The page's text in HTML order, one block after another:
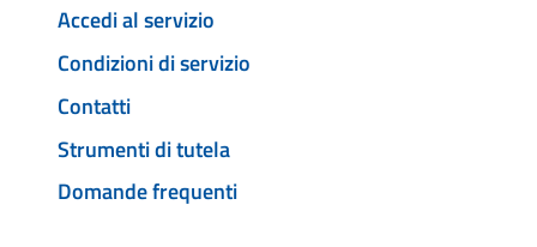
Accedi al servizio
Condizioni di servizio
Contatti
Strumenti di tutela
Domande frequenti